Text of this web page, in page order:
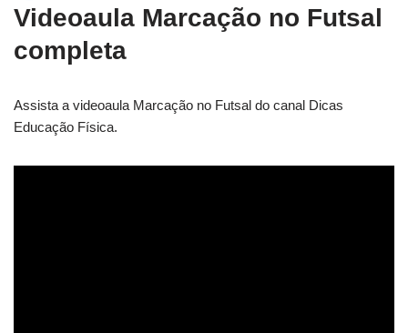
Videoaula Marcação no Futsal
completa
Assista a videoaula Marcação no Futsal do canal Dicas
Educação Física.